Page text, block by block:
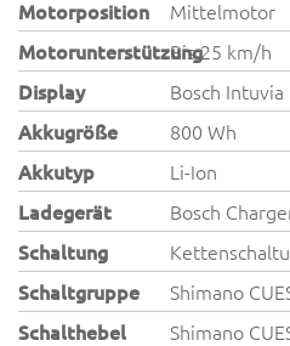
Motorposition
Mittelmotor
MotorunterstützungBis 25 km/h
Display
Bosch
Akkugröße
800 Wh
Akkutyp
Li-Ion
Ladegerät
Bosch
Schaltung
Schaltgruppe
Shimano
Schalthebel
Shimano